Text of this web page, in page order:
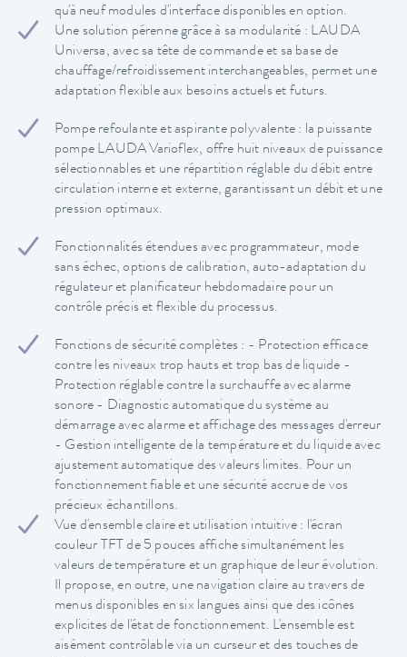
qu'à neuf modules d'interface disponibles en option.
Une solution pérenne grâce à sa modularité : LAUDA
Universa, avec sa tête de commande et sa base de
chauffage/refroidissement interchangeables, permet une
adaptation flexible aux besoins actuels et futurs.
Pompe refoulante et aspirante polyvalente : la puissante
pompe LAUDA Varioflex, offre huit niveaux de puissance
sélectionnables et une répartition réglable du débit entre
circulation interne et externe, garantissant un débit et une
pression optimaux.
Fonctionnalités étendues avec programmateur, mode
sans échec, options de calibration, auto-adaptation du
régulateur et planificateur hebdomadaire pour un
contrôle précis et flexible du processus.
Fonctions de sécurité complètes : - Protection efficace
contre les niveaux trop hauts et trop bas de liquide -
Protection réglable contre la surchauffe avec alarme
sonore - Diagnostic automatique du système au
démarrage avec alarme et affichage des messages d'erreur
- Gestion intelligente de la température et du liquide avec
ajustement automatique des valeurs limites. Pour un
fonctionnement fiable et une sécurité accrue de vos
précieux échantillons.
Vue d'ensemble claire et utilisation intuitive : l'écran
couleur TFT de 5 pouces affiche simultanément les
valeurs de température et un graphique de leur évolution.
Il propose, en outre, une navigation claire au travers de
menus disponibles en six langues ainsi que des icônes
explicites de l'état de fonctionnement. L'ensemble est
aisément contrôlable via un curseur et des touches de